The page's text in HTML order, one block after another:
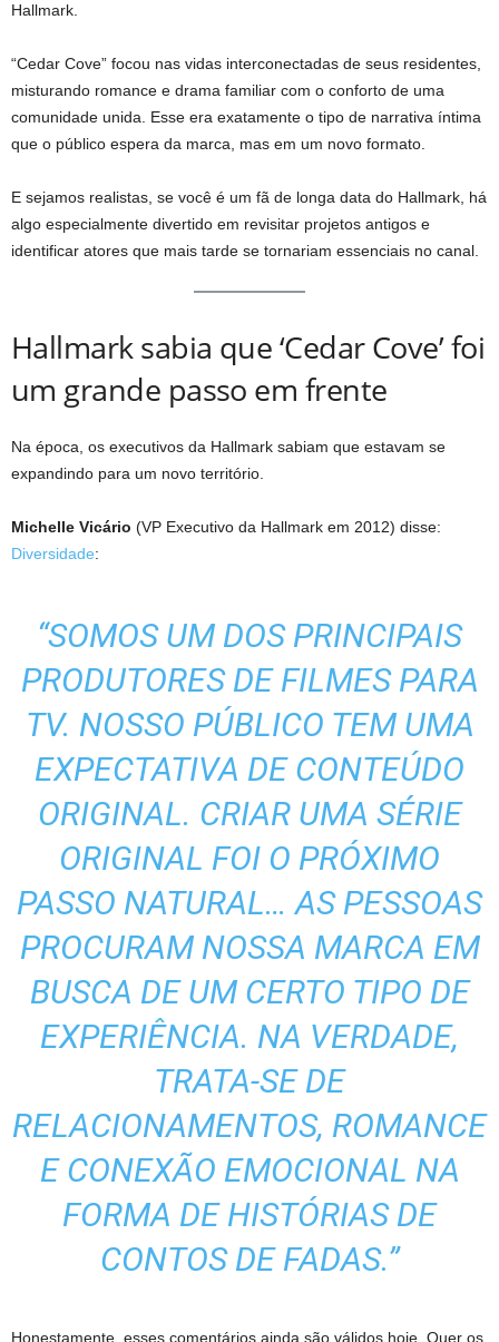
Hallmark.
“Cedar Cove” focou nas vidas interconectadas de seus residentes,
misturando romance e drama familiar com o conforto de uma
comunidade unida. Esse era exatamente o tipo de narrativa íntima
que o público espera da marca, mas em um novo formato.
E sejamos realistas, se você é um fã de longa data do Hallmark, há
algo especialmente divertido em revisitar projetos antigos e
identificar atores que mais tarde se tornariam essenciais no canal.
Hallmark sabia que ‘Cedar Cove’ foi
um grande passo em frente
Na época, os executivos da Hallmark sabiam que estavam se
expandindo para um novo território.
Michelle Vicário (VP Executivo da Hallmark em 2012) disse:
Diversidade:
“SOMOS UM DOS PRINCIPAIS
PRODUTORES DE FILMES PARA
TV. NOSSO PÚBLICO TEM UMA
EXPECTATIVA DE CONTEÚDO
ORIGINAL. CRIAR UMA SÉRIE
ORIGINAL FOI O PRÓXIMO
PASSO NATURAL… AS PESSOAS
PROCURAM NOSSA MARCA EM
BUSCA DE UM CERTO TIPO DE
EXPERIÊNCIA. NA VERDADE,
TRATA-SE DE
RELACIONAMENTOS, ROMANCE
E CONEXÃO EMOCIONAL NA
FORMA DE HISTÓRIAS DE
CONTOS DE FADAS.”
Honestamente, esses comentários ainda são válidos hoje. Quer os